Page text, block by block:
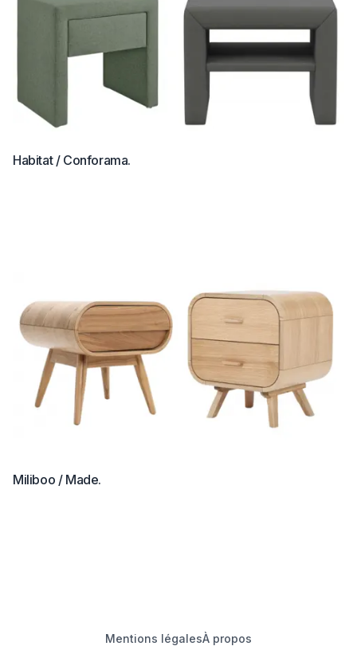
Habitat / Conforama.
Miliboo / Made.
Mentions légalesÀ propos